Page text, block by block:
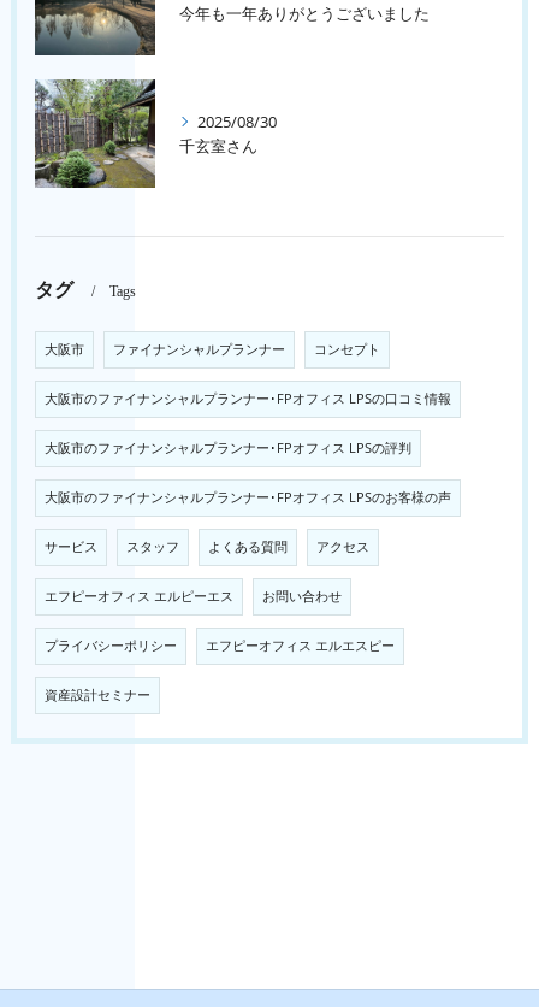
今年も一年ありがとうございました
2025/08/30
千玄室さん
タグ Tags
大阪市 ファイナンシャルプランナー コンセプト
大阪市のファイナンシャルプランナー･FPオフィス LPSの口コミ情報
大阪市のファイナンシャルプランナー･FPオフィス LPSの評判
大阪市のファイナンシャルプランナー･FPオフィス LPSのお客様の声
サービス スタッフ よくある質問 アクセス
エフピーオフィス エルピーエス お問い合わせ
プライバシーポリシー エフピーオフィス エルエスピー
資産設計セミナー